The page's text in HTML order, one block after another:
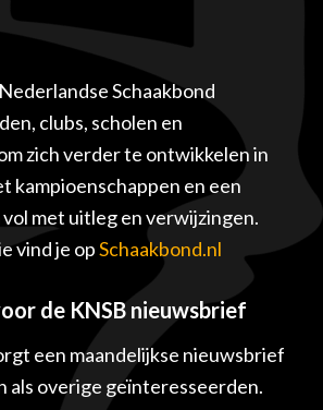
Schaakbond
clubs, scholen en
zich verder te ontwikkelen in
kampioenschappen en een
met uitleg en verwijzingen.
vind je opSchaakbond.nl
de KNSB nieuwsbrief
een maandelijkse nieuwsbrief
als overige geïnteresseerden.